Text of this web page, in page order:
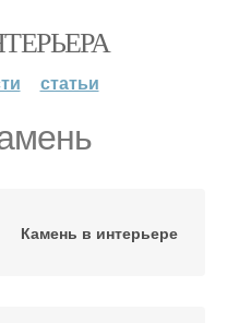
статьи
Камень в интерьере